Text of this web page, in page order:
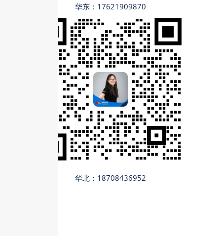
华东：17621909870
华北：18708436952